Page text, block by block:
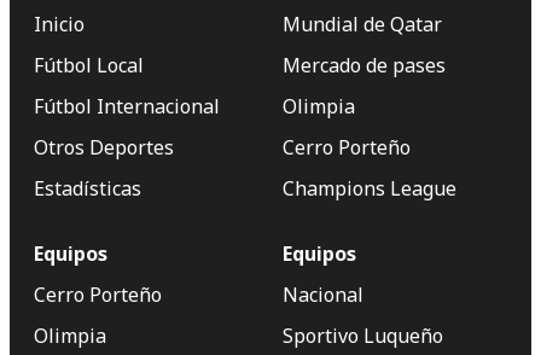
Inicio
Fútbol Local
Fútbol Internacional
Otros Deportes
Estadísticas
Mundial de Qatar
Mercado de pases
Olimpia
Cerro Porteño
Champions League
Equipos
Cerro Porteño
Olimpia
Equipos
Nacional
Sportivo Luqueño